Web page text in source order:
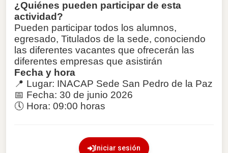
¿Quiénes pueden participar de esta
actividad?
Pueden participar todos los alumnos,
egresado, Titulados de la sede, conociendo
las diferentes vacantes que ofrecerán las
diferentes empresas que asistirán
Fecha y hora
📍 Lugar: INACAP Sede San Pedro de la Paz
📅 Fecha: 30 de junio 2026
🕔 Hora: 09:00 horas
Iniciar sesión